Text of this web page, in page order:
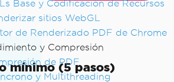
Base y Codificación de Recursos
sitios WebGL
de Renderizado PDF de Chrome
y Compresión
de PDF
y Multithreading
mínimo (5 pasos)